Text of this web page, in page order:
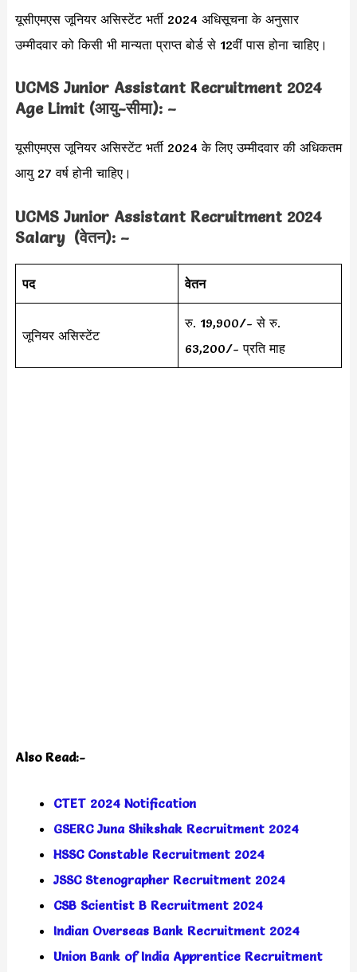
यूसीएमएस जूनियर असिस्टेंट भर्ती 2024 अधिसूचना के अनुसार
उम्मीदवार को किसी भी मान्यता प्राप्त बोर्ड से 12वीं पास होना चाहिए।
UCMS Junior Assistant Recruitment 2024
Age Limit (आयु-सीमा): –
यूसीएमएस जूनियर असिस्टेंट भर्ती 2024 के लिए उम्मीदवार की अधिकतम
आयु 27 वर्ष होनी चाहिए।
UCMS Junior Assistant Recruitment 2024
Salary (वेतन): –
पद वेतन
जूनियर असिस्टेंट
रु. 19,900/- से रु.
63,200/- प्रति माह
Also Read:-
CTET 2024 Notification
GSERC Juna Shikshak Recruitment 2024
HSSC Constable Recruitment 2024
JSSC Stenographer Recruitment 2024
CSB Scientist B Recruitment 2024
Indian Overseas Bank Recruitment 2024
Union Bank of India Apprentice Recruitment